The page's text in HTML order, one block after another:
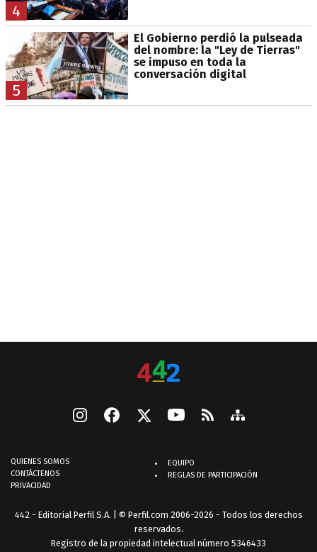
4
5
El Gobierno perdió la pulseada
del nombre: la "Ley de Tierras"
se impuso en toda la
conversación digital
QUIENES SOMOS
CONTÁCTENOS
PRIVACIDAD
EQUIPO
REGLAS DE PARTICIPACIÓN
442 - Editorial Perfil S.A. | © Perfil.com 2006-2026 - Todos los derechos
reservados.
Registro de la propiedad intelectual número 5346433